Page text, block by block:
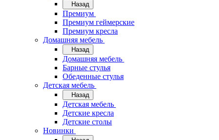
Назад
Премиум
Премиум геймерские
Премиум кресла
Домашняя мебель
Назад
Домашняя мебель
Барные стулья
Обеденные стулья
Детская мебель
Назад
Детская мебель
Детские кресла
Детские столы
Новинки